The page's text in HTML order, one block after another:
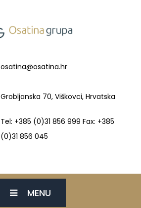
osatina@osatina.hr
Grobljanska 70, Viškovci, Hrvatska
Tel: +385 (0)31 856 999 Fax: +385
(0)31 856 045
MENU